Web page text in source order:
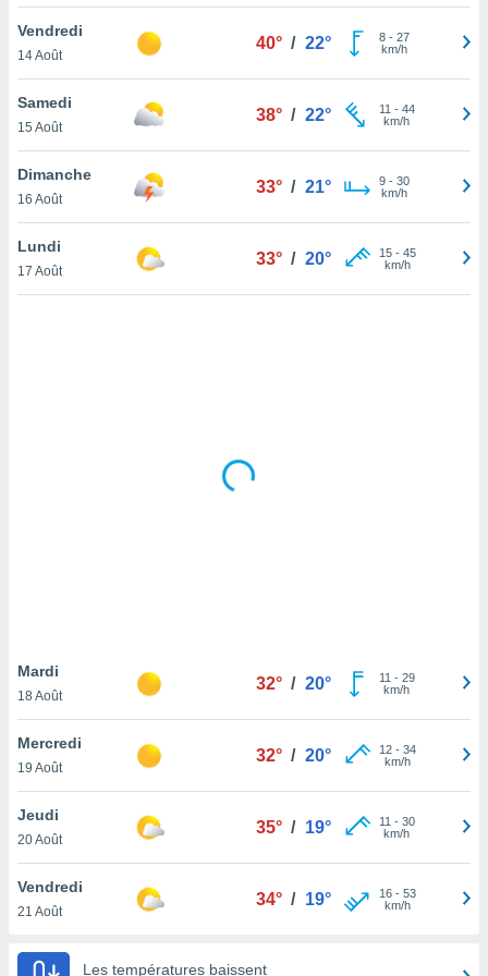
votre
à
en
le
notre
que
et que
Vendredi
14 Août
40° / 22° 8- 27
km/h
Samedi
15 Août
38° / 22° 11 - 44
km/h
Dimanche
16 Août
33° / 21° 9- 30
km/h
Lundi
17 Août
33° / 20° 15- 45
km/h
Mardi
18 Août
32° / 20° 11 - 29
km/h
Mercredi
19 Août
32° / 20° 12- 34
km/h
Jeudi
20 Août
35° / 19° 11 - 30
km/h
Vendredi
21 Août
34° / 19° 16- 53
km/h
Les températures baissent